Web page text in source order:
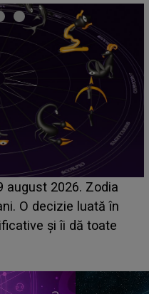
ASCUNS până
din Casa Iubirii
despre mama
nu te iubesc pentru